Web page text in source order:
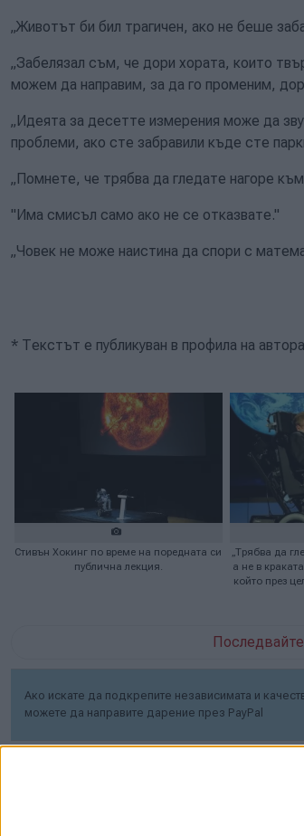
„Животът би бил трагичен, ако не беше
„Забелязал съм, че дори хората, които
можем да направим, за да го променим,
„Идеята за десетте измерения може да
проблеми, ако сте забравили къде сте
„Помнете, че трябва да гледате нагоре
"Има смисъл само ако не се отказвате."
„Човек не може наистина да спори с
* Текстът е публикуван в профила на
Стивън Хокинг по време на поредната си
публична лекция.
„Трябва да
а не в
който през
Ако искате да подкрепите независимата и
можете да направите дарение през PayPal